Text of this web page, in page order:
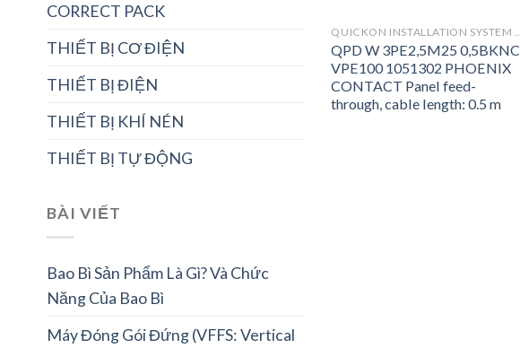
CORRECT PACK
THIẾT BỊ CƠ ĐIỆN
THIẾT BỊ ĐIỆN
THIẾT BỊ KHÍ NÉN
THIẾT BỊ TỰ ĐỘNG
BÀI VIẾT
Bao Bì Sản Phẩm Là Gì? Và Chức
Năng Của Bao Bì
Máy Đóng Gói Đứng (VFFS: Vertical
QPD W 3PE2,5M25 0,5BKNC
VPE100 1051302 PHOENIX
CONTACT Panel feed-
through, cable length: 0.5 m